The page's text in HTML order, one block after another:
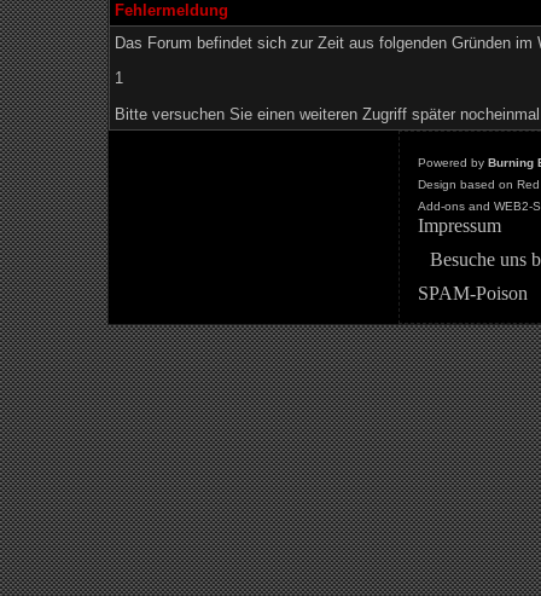
Fehlermeldung
Das Forum befindet sich zur Zeit aus folgenden Gründen im
1
Bitte versuchen Sie einen weiteren Zugriff später
Powered by Burning
Design based on
Add-ons and WEB2-
Impressum
Besuche uns
SPAM-Poison